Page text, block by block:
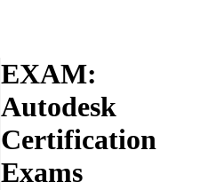
EXAM:
Autodesk
Certification
Exams